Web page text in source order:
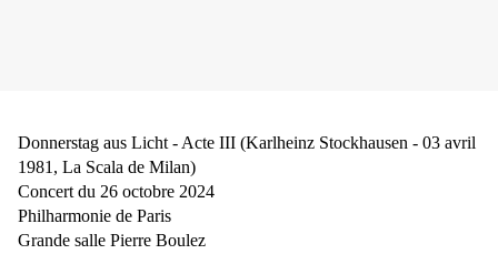
Donnerstag aus Licht - Acte III (Karlheinz Stockhausen - 03 avril
1981, La Scala de Milan)
Concert du 26 octobre 2024
Philharmonie de Paris
Grande salle Pierre Boulez